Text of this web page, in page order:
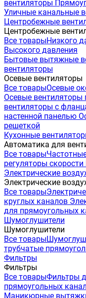
вентиляторы
Уличные канальные
Центробежные
Центробежные
Все товарыНизкого
Высокого давления
Бытовые вытяжные
вентиляторы
Осевые вентиляторы
Все товарыОсевые
Осевые
вентиляторы с
настенной панелью
решеткой
Кухонные
Автоматика для
Все товары
регуляторы скорости
Электрические
Электрические
Все товары
круглых каналов
для прямоугольных
Шумоглушители
Шумоглушители
Все товары
трубчатые
Фильтры
Фильтры
Все товарыФильтры
прямоугольных
Маникюрные